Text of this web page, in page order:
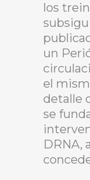
los
un
el
detalle
se
DRNA,